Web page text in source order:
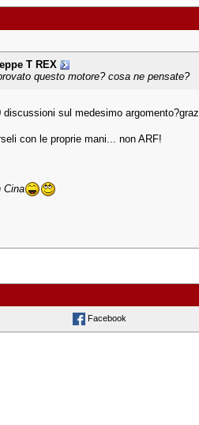
T REX
questo motore? cosa ne pensate?
sul medesimo
con le proprie mani... non ARF!
Cina
Facebook